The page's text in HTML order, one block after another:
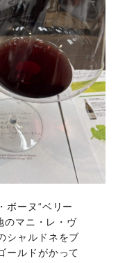
ボーヌ“ベリー
のマニ・レ・ヴ
シャルドネをブ
ールドがかって